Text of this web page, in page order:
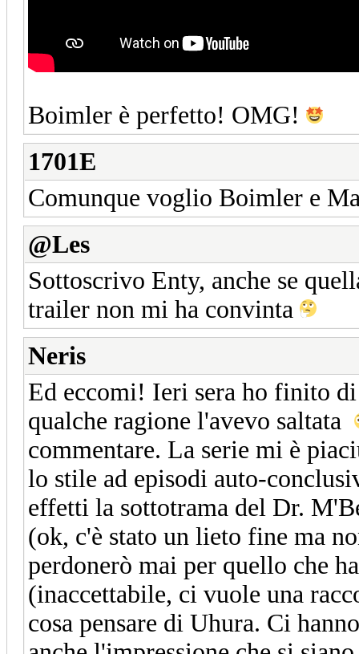
Boimler è perfetto! OMG!
1701E
Comunque voglio Boimler e
@Les
Sottoscrivo Enty, anche se
trailer non mi ha convinta
Neris
Ed eccomi! Ieri sera ho finito
qualche ragione l'avevo saltata
commentare. La serie mi è
lo stile ad episodi auto-
effetti la sottotrama del Dr.
(ok, c'è stato un lieto fine ma
perdonerò mai per quello che
(inaccettabile, ci vuole una
cosa pensare di Uhura. Ci